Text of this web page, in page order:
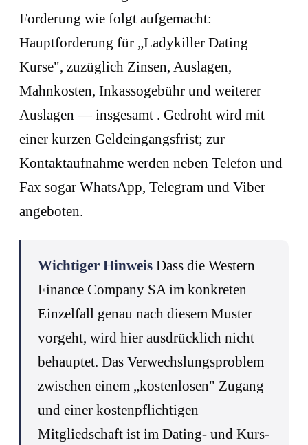
Forderung wie folgt aufgemacht:
Hauptforderung für „Ladykiller Dating
Kurse", zuzüglich Zinsen, Auslagen,
Mahnkosten, Inkassogebühr und weiterer
Auslagen — insgesamt . Gedroht wird mit
einer kurzen Geldeingangsfrist; zur
Kontaktaufnahme werden neben Telefon und
Fax sogar WhatsApp, Telegram und Viber
angeboten.
Wichtiger Hinweis Dass die Western
Finance Company SA im konkreten
Einzelfall genau nach diesem Muster
vorgeht, wird hier ausdrücklich nicht
behauptet. Das Verwechslungsproblem
zwischen einem „kostenlosen" Zugang
und einer kostenpflichtigen
Mitgliedschaft ist im Dating- und Kurs-